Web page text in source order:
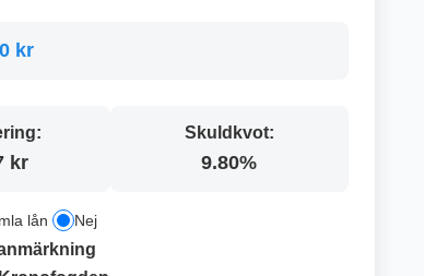
kr
kr
Skuldkvot:
9.80%
lån Nej